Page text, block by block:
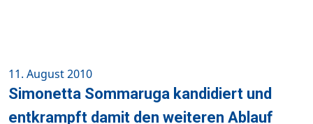
Posted
on
11. August 2010
Simonetta Sommaruga kandidiert und
entkrampft damit den weiteren Ablauf